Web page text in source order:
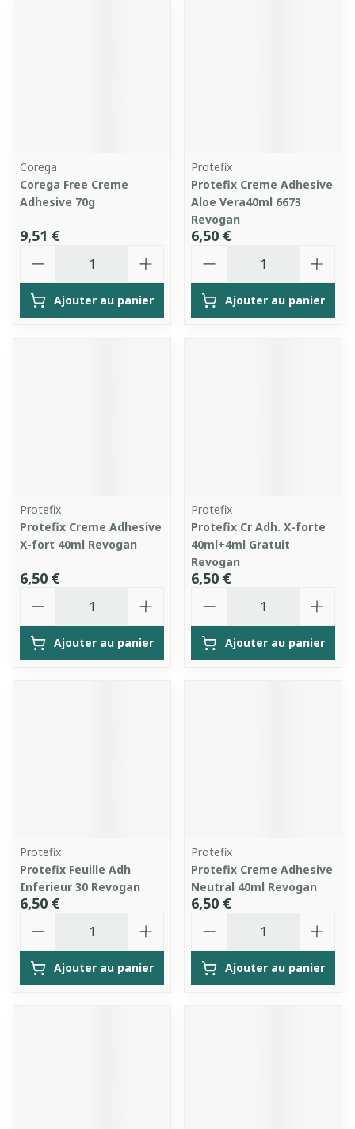
Corega
Corega Free Creme
Adhesive 70g
9,51 €
Ajouter au panier
Protefix
Protefix Creme Adhesive
Aloe Vera40ml 6673
Revogan
6,50 €
Ajouter au panier
Protefix
Protefix Creme Adhesive
X-fort 40ml Revogan
6,50 €
Ajouter au panier
Protefix
Protefix Cr Adh. X-forte
40ml+4ml Gratuit
Revogan
6,50 €
Ajouter au panier
Protefix
Protefix Feuille Adh
Inferieur 30 Revogan
6,50 €
Ajouter au panier
Protefix
Protefix Creme Adhesive
Neutral 40ml Revogan
6,50 €
Ajouter au panier